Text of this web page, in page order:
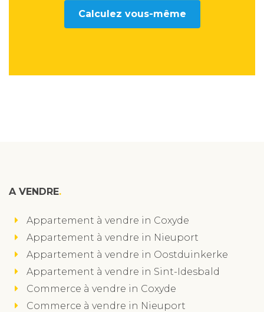
Calculez vous-même
A VENDRE
Appartement à vendre in Coxyde
Appartement à vendre in Nieuport
Appartement à vendre in Oostduinkerke
Appartement à vendre in Sint-Idesbald
Commerce à vendre in Coxyde
Commerce à vendre in Nieuport